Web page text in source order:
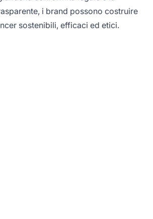
i brand possono costruire
sostenibili, efficaci ed etici.